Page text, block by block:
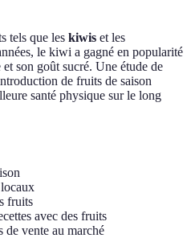
tels que les kiwis et les
le kiwi a gagné en popularité
son goût sucré. Une étude de
de fruits de saison
santé physique sur le long
fruits
avec des fruits
de vente au marché